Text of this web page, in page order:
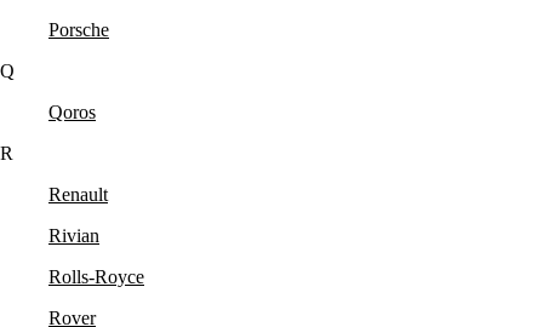
Porsche
Q
Qoros
R
Renault
Rivian
Rolls-Royce
Rover